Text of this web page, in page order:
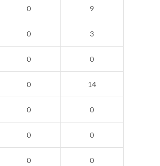
0 9
0 3
0 0
0 14
0 0
0 0
0 0